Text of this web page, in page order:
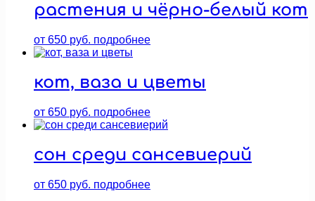
растения и чёрно-белый кот
от 650 руб. подробнее
кот, ваза и цветы
от 650 руб. подробнее
сон среди сансевиерий
от 650 руб. подробнее